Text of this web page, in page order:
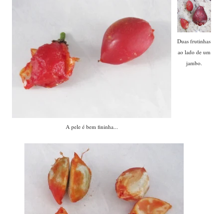
A pele é bem fininha...
Duas frutinhas
ao lado de um
jambo.